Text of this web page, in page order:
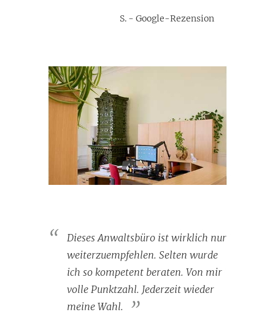
S. - Google-Rezension
Dieses Anwaltsbüro ist wirklich nur
weiterzuempfehlen. Selten wurde
ich so kompetent beraten. Von mir
volle Punktzahl. Jederzeit wieder
meine Wahl.